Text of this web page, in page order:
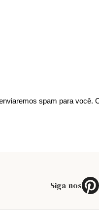
spam para você.
Siga-nos